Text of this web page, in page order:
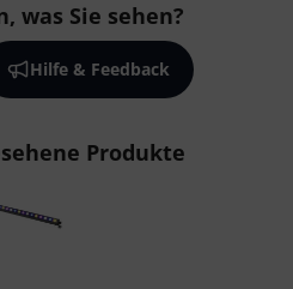
was Sie sehen?
Hilfe & Feedback
Produkte